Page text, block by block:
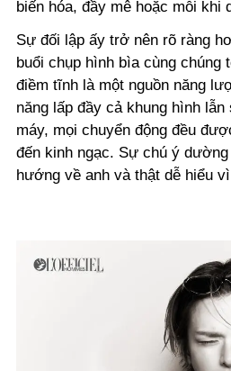
biến hóa, đầy mê hoặc mỗi khi
Sự đối lập ấy trở nên rõ ràng
buổi chụp hình bìa cùng chúng
điềm tĩnh là một nguồn năng
năng lấp đầy cả khung hình lẫn
máy, mọi chuyển động đều
đến kinh ngạc. Sự chú ý
hướng về anh và thật dễ hiểu